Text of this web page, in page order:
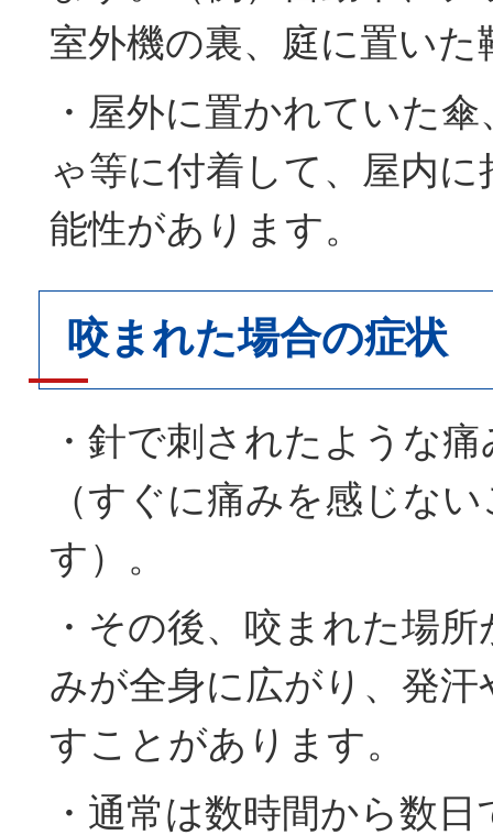
室外機の裏、庭に置いた
・屋外に置かれていた
ゃ等に付着して、屋内
能性があります。
咬まれた場合の症状
・針で刺されたような
（すぐに痛みを感じな
す）。
・その後、咬まれた場
みが全身に広がり、発
すことがあります。
・通常は数時間から数